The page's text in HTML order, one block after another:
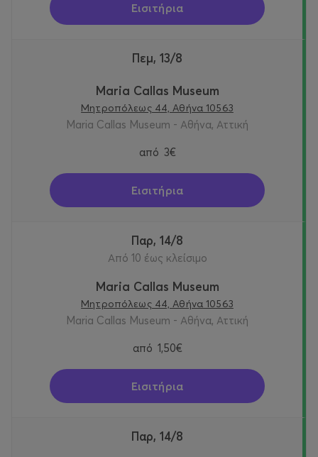
Εισιτήρια
Πεμ, 13/8
Maria Callas Museum
Μητροπόλεως 44, Αθήνα 10563
Maria Callas Museum - Αθήνα, Αττική
από 3€
Εισιτήρια
Παρ, 14/8
Από 10 έως κλείσιμο
Maria Callas Museum
Μητροπόλεως 44, Αθήνα 10563
Maria Callas Museum - Αθήνα, Αττική
από 1,50€
Εισιτήρια
Παρ, 14/8